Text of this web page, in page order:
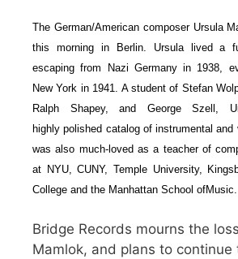
The German/American composer Ursula
this morning in Berlin. Ursula lived a
escaping from Nazi Germany in 1938,
New York in 1941. A student of Stefan
Ralph Shapey, and George Szell,
highly polished catalog of instrumental
was also much-loved as a teacher of
at NYU, CUNY, Temple University,
College and the Manhattan School ofMusic.
Bridge Records mourns the
Mamlok, and plans to continue